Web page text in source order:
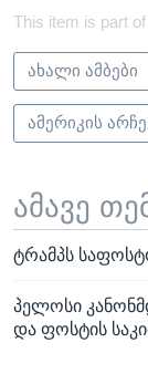
This item is part of
ახალი ამბები
ამერიკის
ამავე
ტრამპს
პელოსი
და ფოსტის